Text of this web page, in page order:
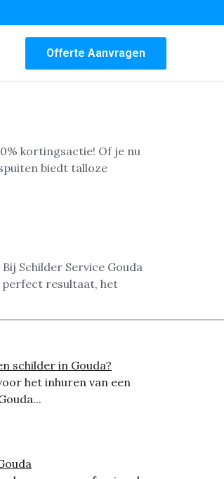
Offerte Aanvragen
kortingsactie! Of je nu
biedt talloze
Schilder Service Gouda
perfect resultaat, het
schilder in Gouda?
het inhuren van een